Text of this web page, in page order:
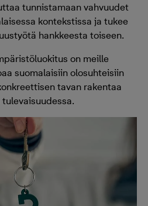
tunnistamaan vahvuudet
kontekstissa ja tukee
hankkeesta toiseen.
on meille
suomalaisiin olosuhteisiin
tavan rakentaa